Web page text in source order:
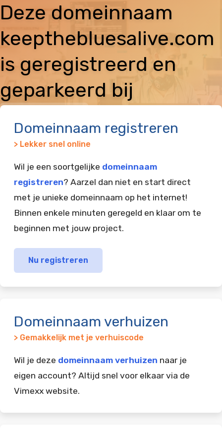
Deze domeinnaam
keepthebluesalive.com
is geregistreerd en
geparkeerd bij
Domeinnaam registreren
> Lekker snel online
Wil je een soortgelijke domeinnaam
registreren? Aarzel dan niet en start direct
met je unieke domeinnaam op het internet!
Binnen enkele minuten geregeld en klaar om te
beginnen met jouw project.
Nu registreren
Domeinnaam verhuizen
> Gemakkelijk met je verhuiscode
Wil je deze domeinnaam verhuizen naar je
eigen account? Altijd snel voor elkaar via de
Vimexx website.